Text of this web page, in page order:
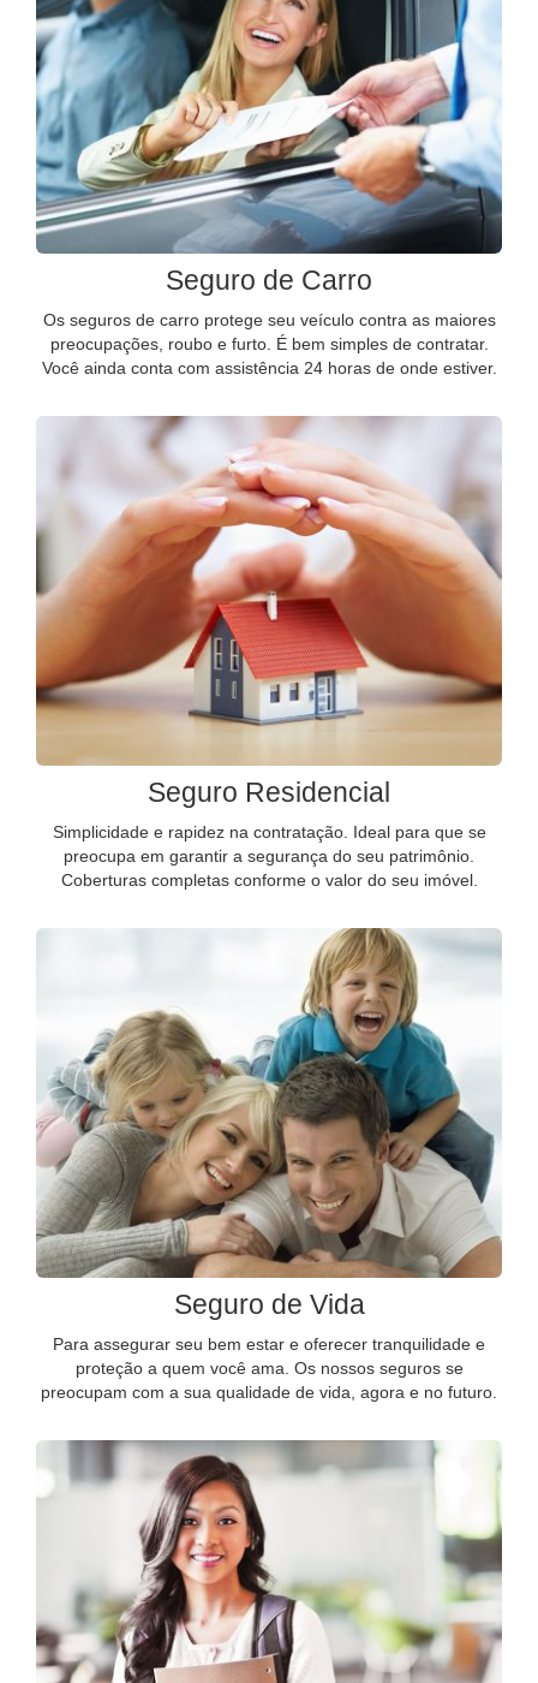
Seguro de Carro
Os seguros de carro protege seu veículo contra as maiores
preocupações, roubo e furto. É bem simples de contratar.
Você ainda conta com assistência 24 horas de onde estiver.
Seguro Residencial
Simplicidade e rapidez na contratação. Ideal para que se
preocupa em garantir a segurança do seu patrimônio.
Coberturas completas conforme o valor do seu imóvel.
Seguro de Vida
Para assegurar seu bem estar e oferecer tranquilidade e
proteção a quem você ama. Os nossos seguros se
preocupam com a sua qualidade de vida, agora e no futuro.